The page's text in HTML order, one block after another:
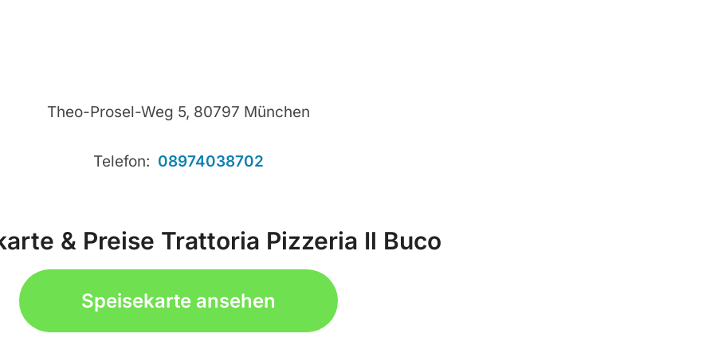
Theo-Prosel-Weg 5, 80797 München
Telefon: 08974038702
& Preise Trattoria Pizzeria Il Buco
Speisekarte ansehen